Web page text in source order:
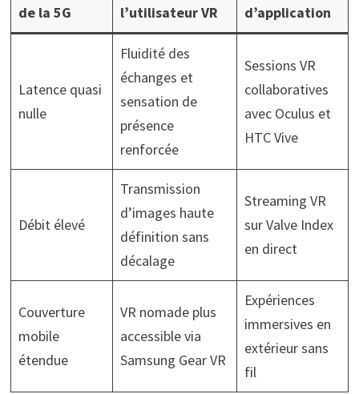
de la 5G
l’utilisateur VR
d’application
Latence quasi
nulle
Fluidité des
échanges et
sensation de
présence
renforcée
Sessions VR
collaboratives
avec Oculus et
HTC Vive
Débit élevé
Transmission
d’images haute
définition sans
décalage
Streaming VR
sur Valve Index
en direct
Couverture
mobile
étendue
VR nomade plus
accessible via
Samsung Gear VR
Expériences
immersives en
extérieur sans
fil